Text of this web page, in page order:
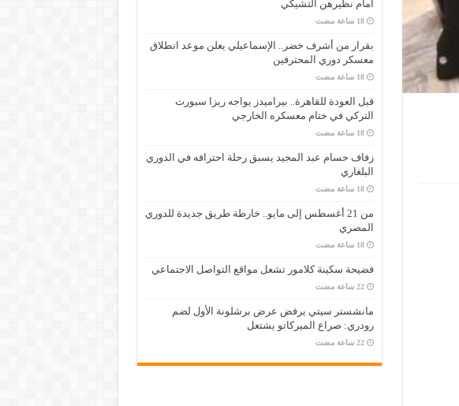
أمام نظيرهن التشيكي
‏18 ساعة مضت
بقرار من أشرف خضر.. الإسماعيلي يعلن موعد انطلاق
معسكر دوري المحترفين
‏18 ساعة مضت
قبل العودة للقاهرة.. بيراميدز يواجه ريزا سبورت
التركي في ختام معسكره الخارجي
‏18 ساعة مضت
زفاف حسام عبد المجيد يسبق رحلة احترافه في الدوري
البلغاري
‏18 ساعة مضت
من 21 أغسطس إلى مايو.. خارطة طريق جديدة للدوري
المصري
‏18 ساعة مضت
فضيحة سكينة كلامور تشعل مواقع التواصل الاجتماعي
‏22 ساعة مضت
مانشستر سيتي يرفض عرض برشلونة الأول لضم
رودري: صراع الميركاتو يشتعل
‏22 ساعة مضت